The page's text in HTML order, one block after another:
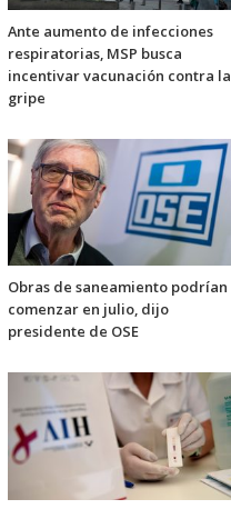
Ante aumento de infecciones
respiratorias, MSP busca
incentivar vacunación contra la
gripe
Obras de saneamiento podrían
comenzar en julio, dijo
presidente de OSE